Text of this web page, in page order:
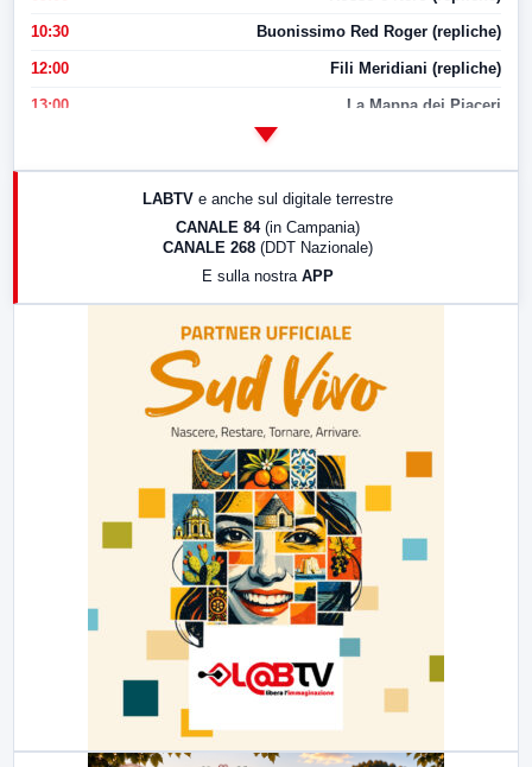
10:30 Buonissimo Red Roger (repliche)
12:00 Fili Meridiani (repliche)
13:00 La Mappa dei Piaceri
17:00 LabNews (replica)
LABTV e anche sul digitale terrestre
CANALE 84 (in Campania)
CANALE 268 (DDT Nazionale)
E sulla nostra APP